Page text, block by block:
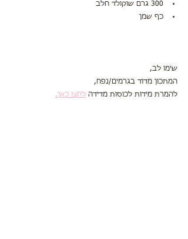
300 גרם שוקולד חלב
כף שמן
שימו לב,
המתכון מדוד בגרמים/נפח,
להמרת מידות לכוסות מדידה לחצו כאן.